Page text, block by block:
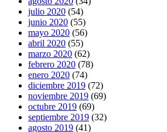
julio 2020 (54)
junio 2020 (55)
mayo 2020 (56)
abril 2020 (55)
marzo 2020 (62)
febrero 2020 (78)
enero 2020 (74)
diciembre 2019 (72)
noviembre 2019 (69)
octubre 2019 (69)
septiembre 2019 (32)
agosto 2019 (41)